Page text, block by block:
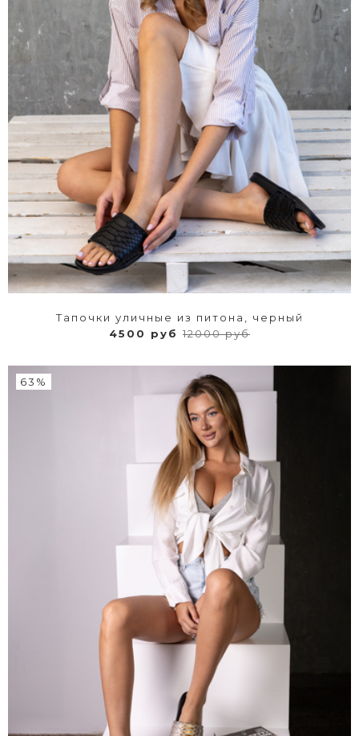
Тапочки уличные из питона, черный
4500 руб 12000 руб
63%